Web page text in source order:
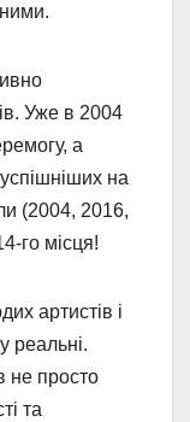
Уже в 2004
а
на
(2004, 2016,
го місця!
артистів і
реальні.
не просто
та